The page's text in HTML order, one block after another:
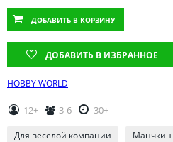
Тюменская область
Удмуртия
Ульяновская область
ДОБАВИТЬ В КОРЗИНУ
ДОБАВИТЬ В ИЗБРАННОЕ
HOBBY WORLD
12+ 3-6 30+
Для веселой компании Манчкин